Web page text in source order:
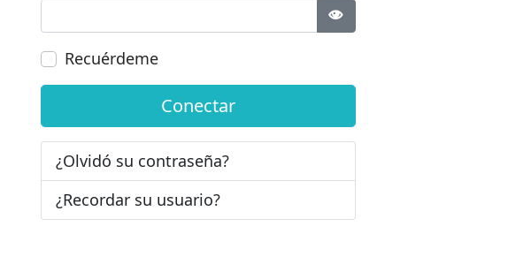
Mostrar contraseña
Recuérdeme
Conectar
¿Olvidó su contraseña?
¿Recordar su usuario?